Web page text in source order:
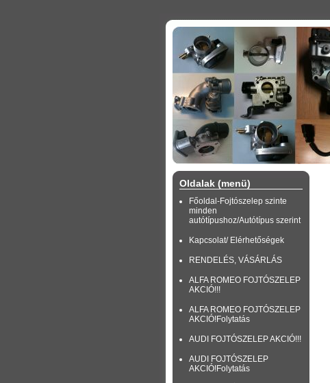
Oldalak (menü)
Főoldal-Fojtószelep szinte
minden
autótípushoz/Autótípus szerint
Kapcsolat/ Elérhetőségek
RENDELÉS, VÁSÁRLÁS
ALFA ROMEO FOJTÓSZELEP
AKCIÓ!!!
ALFA ROMEO FOJTÓSZELEP
AKCIÓ!Folytatás
AUDI FOJTÓSZELEP AKCIÓ!!!
AUDI FOJTÓSZELEP
AKCIÓ!Folytatás